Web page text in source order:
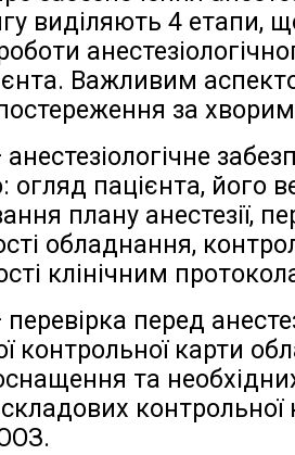
виділяють 4 етапи,
Важливим
за
огляд пацієнта, його
плану анестезії,
обладнання,
клінічним
перед
контрольної карти
та
контрольної